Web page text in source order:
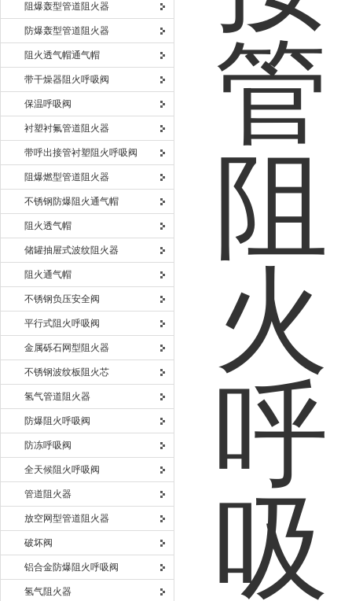
阻爆轰型管道阻火器
防爆轰型管道阻火器
阻火透气帽通气帽
带干燥器阻火呼吸阀
保温呼吸阀
衬塑衬氟管道阻火器
带呼出接管衬塑阻火呼吸阀
阻爆燃型管道阻火器
不锈钢防爆阻火通气帽
阻火透气帽
储罐抽屉式波纹阻火器
阻火通气帽
不锈钢负压安全阀
平行式阻火呼吸阀
金属砾石网型阻火器
不锈钢波纹板阻火芯
氢气管道阻火器
防爆阻火呼吸阀
防冻呼吸阀
全天候阻火呼吸阀
管道阻火器
放空网型管道阻火器
破坏阀
铝合金防爆阻火呼吸阀
氢气阻火器